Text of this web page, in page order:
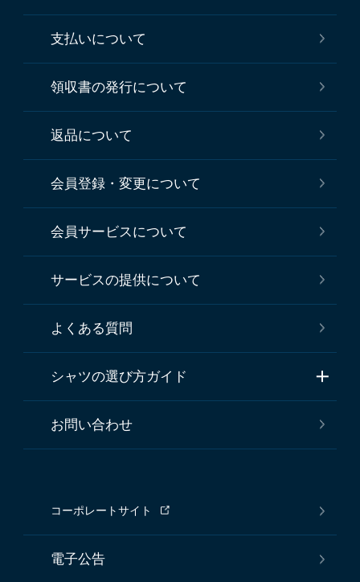
支払いについて
領収書の発行について
返品について
会員登録・変更について
会員サービスについて
サービスの提供について
よくある質問
シャツの選び方ガイド
お問い合わせ
コーポレートサイト
電子公告